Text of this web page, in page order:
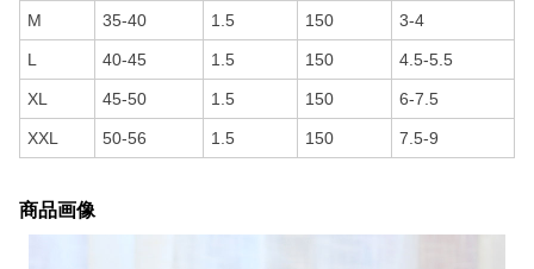
M 35-40 1.5 150 3-4
L 40-45 1.5 150 4.5-5.5
XL 45-50 1.5 150 6-7.5
XXL 50-56 1.5 150 7.5-9
商品画像